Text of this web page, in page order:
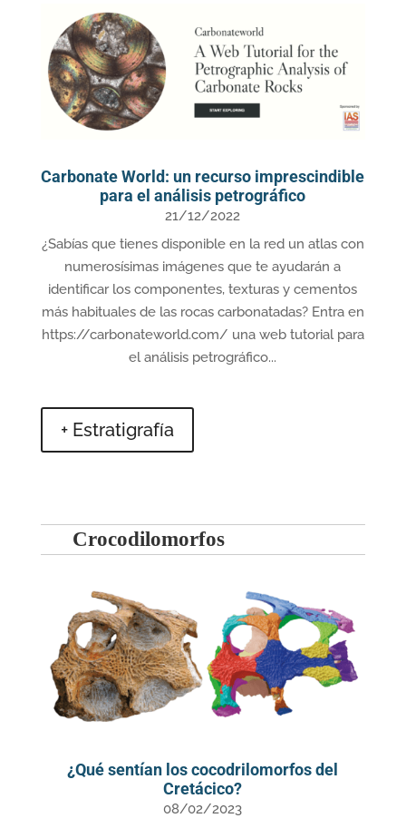
Carbonate World: un recurso imprescindible
para el análisis petrográfico
21/12/2022
¿Sabías que tienes disponible en la red un atlas con
numerosísimas imágenes que te ayudarán a
identificar los componentes, texturas y cementos
más habituales de las rocas carbonatadas? Entra en
https://carbonateworld.com/ una web tutorial para
el análisis petrográfico...
+ Estratigrafía
Crocodilomorfos
¿Qué sentían los cocodrilomorfos del
Cretácico?
08/02/2023